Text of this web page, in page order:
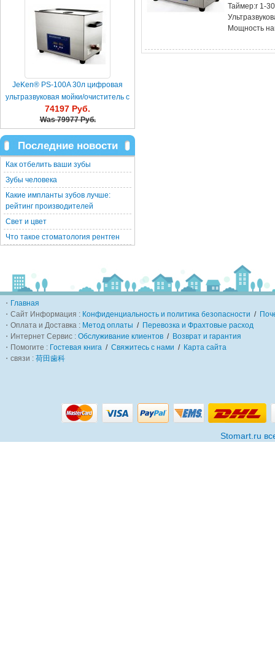
Таймер:r 1-
Мощность
JeKen® PS-100A 30л цифровая
ультразвуковая мойки/очиститель с
Таймер & Обогреват...
74197 Руб.
Was79977 Руб.
Последние новости
Как отбелить ваши зубы
Зубы человека
Какие импланты зубов лучше:
рейтинг производителей
Свет и цвет
Что такое стоматология рентген
・ Главная
・Сайт Информация : Конфиденциальность и политика безопасности /
・Оплата и Доставка : Метод оплаты / Перевозка и Фрахтовые расход
・Интернет Сервис : Обслуживание клиентов / Возврат и гарантия
・Помогите : Гостевая книга / Свяжитесь с нами / Карта сайта
・связи : 荷田歯科
Stomart.ru